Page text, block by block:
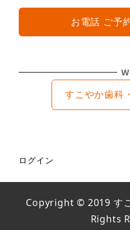
お電話 ご予
すこやか歯科
ログイン
Copyright © 2019 す
Rights